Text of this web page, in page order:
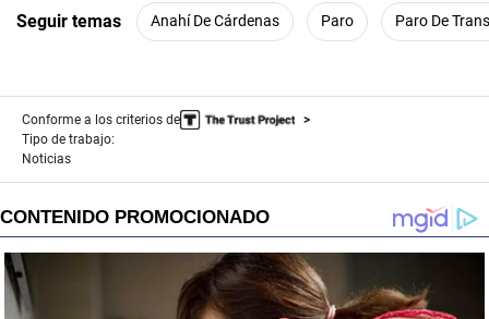
Seguir temas Anahí De Cárdenas Paro Paro De
Conforme a los criterios de
Tipo de trabajo:
Noticias